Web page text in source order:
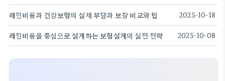
레진비용과 건강보험의 실제 부담과 보장 비교와 팁 2025-10-18
레진비용을 중심으로 설계하는 보험설계의 실전 전략 2025-10-08